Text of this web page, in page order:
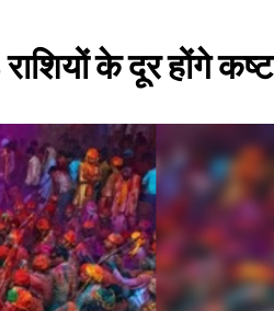
के दूर होंगे कष्ट